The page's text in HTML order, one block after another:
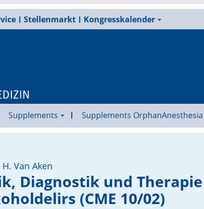
Stellenmarkt Kongresskalender
Supplements Supplements OrphanAnesthesia
Van Aken
Diagnostik und Therapie
(CME 10/02)